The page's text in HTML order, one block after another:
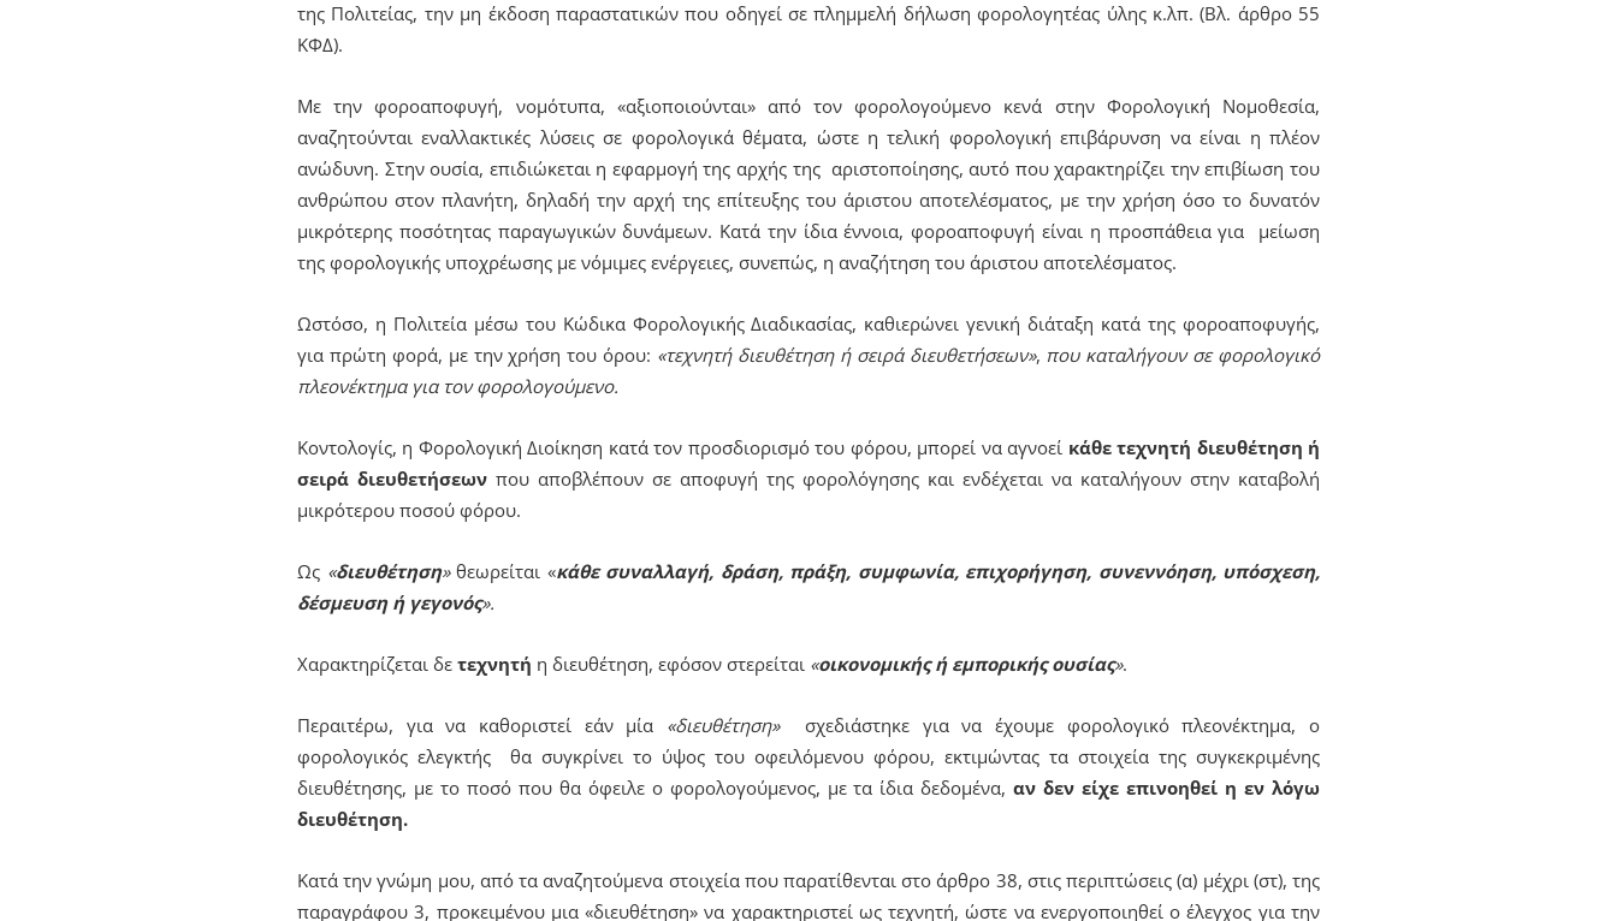
της Πολιτείας, την μη έκδοση παραστατικών που οδηγεί σε πλημμελή δήλωση φορολογητέας ύλης κ.λπ. (Bλ. άρθρο 55
ΚΦΔ).
Με την φοροαποφυγή, νομότυπα, «αξιοποιούνται» από τον φορολογούμενο κενά στην Φορολογική Νομοθεσία,
αναζητούνται εναλλακτικές λύσεις σε φορολογικά θέματα, ώστε η τελική φορολογική επιβάρυνση να είναι η πλέον
ανώδυνη. Στην ουσία, επιδιώκεται η εφαρμογή της αρχής της αριστοποίησης, αυτό που χαρακτηρίζει την επιβίωση του
ανθρώπου στον πλανήτη, δηλαδή την αρχή της επίτευξης του άριστου αποτελέσματος, με την χρήση όσο το δυνατόν
μικρότερης ποσότητας παραγωγικών δυνάμεων. Κατά την ίδια έννοια, φοροαποφυγή είναι η προσπάθεια για μείωση
της φορολογικής υποχρέωσης με νόμιμες ενέργειες, συνεπώς, η αναζήτηση του άριστου αποτελέσματος.
Ωστόσο, η Πολιτεία μέσω του Κώδικα Φορολογικής Διαδικασίας, καθιερώνει γενική διάταξη κατά της φοροαποφυγής,
για πρώτη φορά, με την χρήση του όρου: «τεχνητή διευθέτηση ή σειρά διευθετήσεων», που καταλήγουν σε φορολογικό
πλεονέκτημα για τον φορολογούμενο.
Κοντολογίς, η Φορολογική Διοίκηση κατά τον προσδιορισμό του φόρου, μπορεί να αγνοεί κάθε τεχνητή διευθέτηση ή
σειρά διευθετήσεων που αποβλέπουν σε αποφυγή της φορολόγησης και ενδέχεται να καταλήγουν στην καταβολή
μικρότερου ποσού φόρου.
Ως «διευθέτηση»θεωρείται «κάθε συναλλαγή, δράση, πράξη, συμφωνία, επιχορήγηση, συνεννόηση, υπόσχεση,
δέσμευση ή γεγονός».
Χαρακτηρίζεται δε τεχνητή η διευθέτηση, εφόσον στερείται «οικονομικής ή εμπορικής ουσίας».
Περαιτέρω, για να καθοριστεί εάν μία «διευθέτηση»σχεδιάστηκε για να έχουμε φορολογικό πλεονέκτημα, ο
φορολογικός ελεγκτής θα συγκρίνει το ύψος του οφειλόμενου φόρου, εκτιμώντας τα στοιχεία της συγκεκριμένης
διευθέτησης, με το ποσό που θα όφειλε ο φορολογούμενος, με τα ίδια δεδομένα,αν δεν είχε επινοηθεί η εν λόγω
διευθέτηση.
Κατά την γνώμη μου, από τα αναζητούμενα στοιχεία που παρατίθενται στο άρθρο 38, στις περιπτώσεις (α) μέχρι (στ), της
παραγράφου 3, προκειμένου μια «διευθέτηση» να χαρακτηριστεί ως τεχνητή, ώστε να ενεργοποιηθεί ο έλεγχος για την